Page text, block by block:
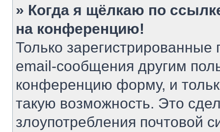
» Когда я щёлкаю по
на конференцию!
Только зарегистрированные
email-сообщения другим
конференцию форму, и
такую возможность. Это
злоупотребления почтовой